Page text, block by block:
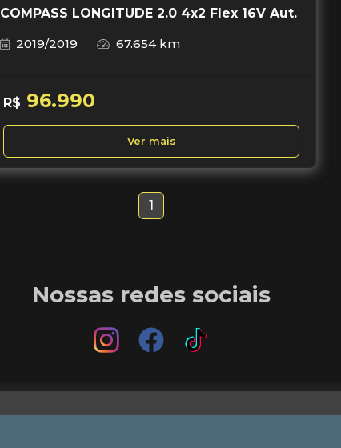
COMPASS LONGITUDE 2.0 4x2 Flex 16V Aut.
2019/2019
67.654 km
R$ 96.990
Ver mais
1
Nossas redes sociais